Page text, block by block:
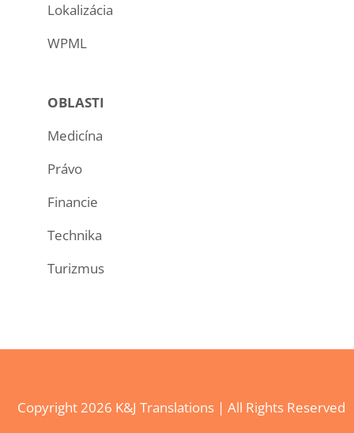
Lokalizácia
WPML
OBLASTI
Medicína
Právo
Financie
Technika
Turizmus
Copyright2026 K&J Translations | All Rights Reserved